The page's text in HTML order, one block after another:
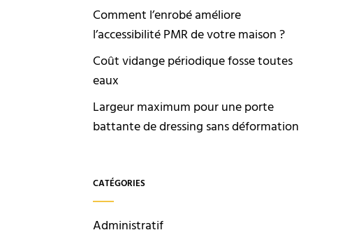
Comment l’enrobé améliore
l’accessibilité PMR de votre maison ?
Coût vidange périodique fosse toutes
eaux
Largeur maximum pour une porte
battante de dressing sans déformation
CATÉGORIES
Administratif